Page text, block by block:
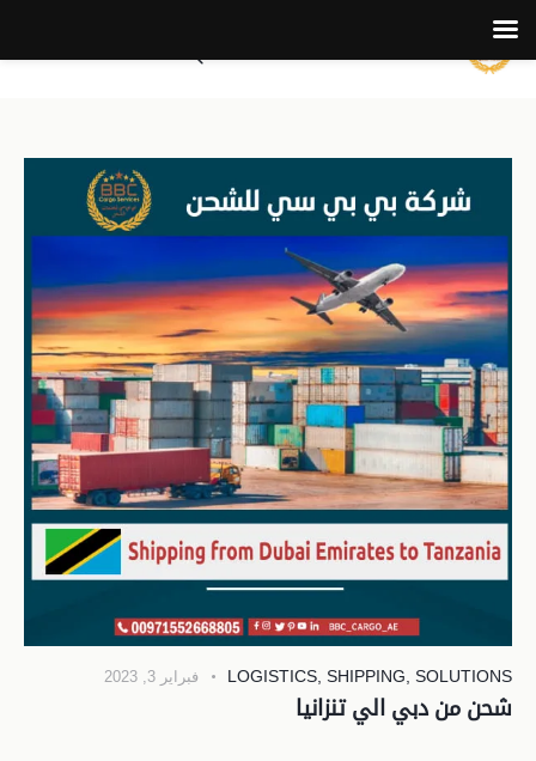
LOGISTICS SHIPPING SOLUTIONS فبراير 3, 2023
شحن من دبي الي تنزانيا